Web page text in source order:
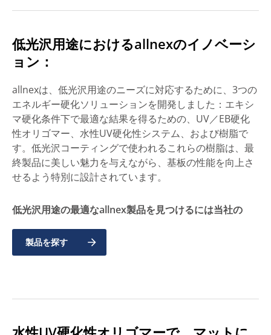
低光沢用途におけるallnexのイノベーシ
ョン：
allnexは、低光沢用途のニーズに対応するために、3つの
エネルギー硬化ソリューションを開発しました：エキシ
マ硬化条件下で最適な結果を得るための、UV／EB硬化
性オリゴマー、水性UV硬化性システム、および樹脂で
す。低光沢コーティングで使われるこれらの樹脂は、最
終製品に美しい魅力を与えながら、基板の性能を向上さ
せるよう特別に設計されています。
低光沢用途の最適なallnex製品を見つけるには当社の
製品を探す